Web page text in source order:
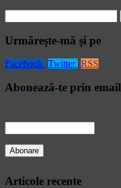
for:
Urmăreşte-mă şi pe
Facebook Twitter RSS
Abonează-te prin email
Articole recente